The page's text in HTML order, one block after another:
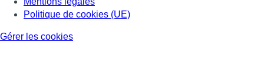
Politique de cookies (UE)
Gérer les cookies